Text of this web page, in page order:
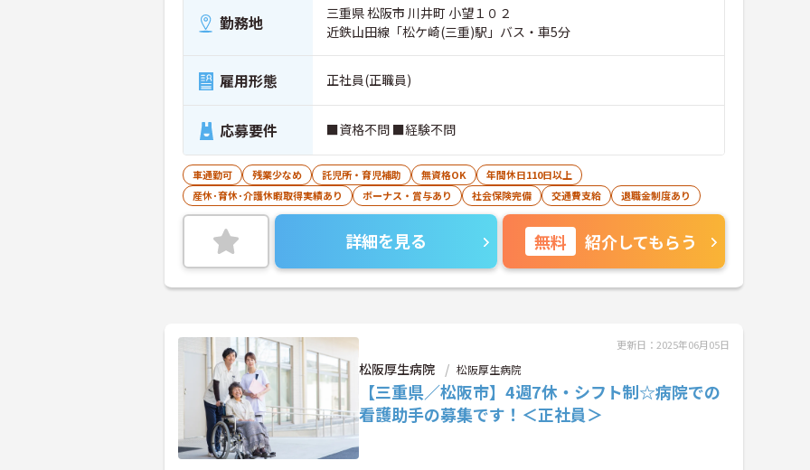
勤務地
三重県 松阪市 川井町 小望１０２
近鉄山田線「松ケ崎(三重)駅」バス・車5分
雇用形態 正社員(正職員)
応募要件 ■資格不問 ■経験不問
車通勤可 残業少なめ 託児所・育児補助 無資格OK
年間休日110日以上
産休･育休･介護休暇取得実績あり
ボーナス・賞与あり 社会保険完備 交通費支給 退職金制度あり
詳細を見る 無料 紹介してもらう
更新日：2025年06月05日
松阪厚生病院 松阪厚生病院
【三重県／松阪市】4週7休・シフト制☆病院での
看護助手の募集です！＜正社員＞